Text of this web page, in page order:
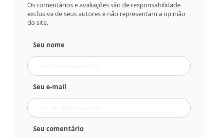
Os comentários e avaliações são de responsabilidade
exclusiva de seus autores e não representam a opinião
do site.
Seu nome
Seu e-mail
Seu comentário